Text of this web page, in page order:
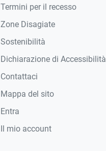
Termini per il recesso
Zone Disagiate
Sostenibilità
Dichiarazione di Accessibilità
Contattaci
Mappa del sito
Entra
Il mio account